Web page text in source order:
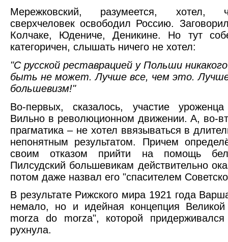
Мережковский, разумеется, хотел,
сверхчеловек освободил Россию.
Колчаке, Юдениче, Деникине. Но тут
категоричен, слышать ничего не хотел:
"С русской реставрацией у Польши
быть не может. Лучше все, чем это.
большевизм!"
Во-первых, сказалось, участие уроженца
Вильно в революционном движении. А, во-
прагматика – не хотел ввязываться в
непонятным результатом. Причем
своим отказом прийти на помощь
Пилсудский большевикам действительно
потом даже назвал его "спасителем
В результате Рижского мира 1921 года
немало, но и идейная концепция
morza do morza", которой придерживался
рухнула.